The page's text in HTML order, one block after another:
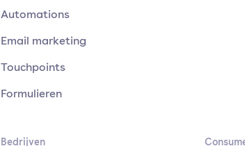
Automations
Email marketing
Touchpoints
Formulieren
Bedrijven